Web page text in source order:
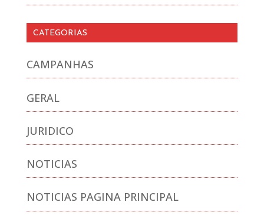
CATEGORIAS
CAMPANHAS
GERAL
JURIDICO
NOTICIAS
NOTICIAS PAGINA PRINCIPAL